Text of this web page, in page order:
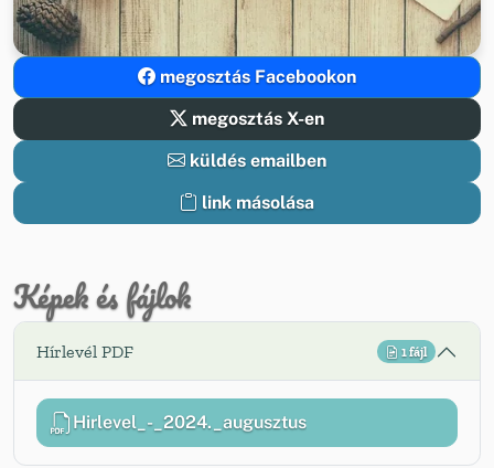
megosztás Facebookon
megosztás X-en
küldés emailben
link másolása
Képek és fájlok
Hírlevél PDF 1 fájl
Hirlevel_-_2024._augusztus